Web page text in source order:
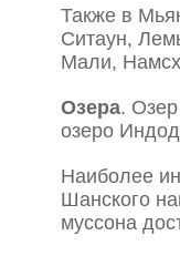
Также в
Ситаун,
Мали,
Озера.
oзеро
Наиболее
Шанского
муссона